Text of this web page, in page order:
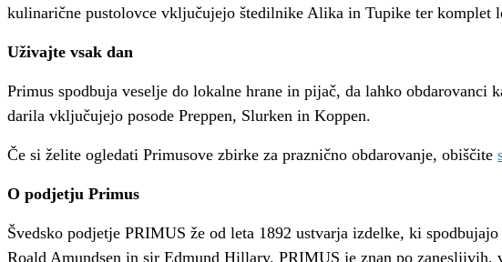
kulinarične pustolovce vključujejo štedilnike Alika in Tupike ter komplet
Uživajte vsak dan
Primus spodbuja veselje do lokalne hrane in pijač, da lahko
darila vključujejo posode Preppen, Slurken in Koppen.
Če si želite ogledati Primusove zbirke za praznično obdarovanje, obiščite
O podjetju Primus
Švedsko podjetje PRIMUS že od leta 1892 ustvarja izdelke, ki
Roald Amundsen in sir Edmund Hillary. PRIMUS je znan po